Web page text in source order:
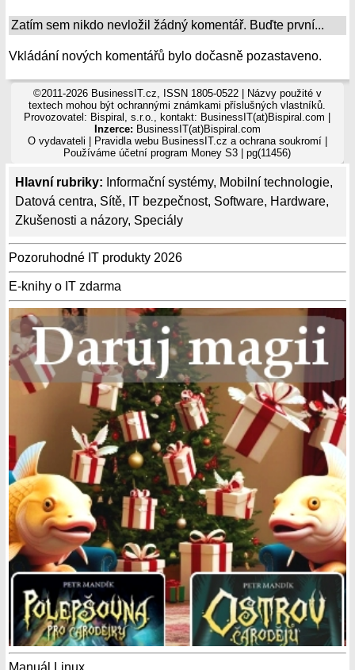
Hlavní rubriky: Informační systémy, Mobilní technologie,
Datová centra, Sítě, IT bezpečnost, Software, Hardware,
Zkušenosti a názory, Speciály
Pozoruhodné IT produkty 2026
E-knihy o IT zdarma
Manuál Linux
Zatím sem nikdo nevložil žádný komentář. Buďte první...
Vkládání nových komentářů bylo dočasně pozastaveno.
©2011-2026 BusinessIT.cz, ISSN 1805-0522 | Názvy použité v
textech mohou být ochrannými známkami příslušných vlastníků.
Provozovatel: Bispiral, s.r.o., kontakt: BusinessIT(at)Bispiral.com |
Inzerce: BusinessIT(at)Bispiral.com
O vydavateli
Pravidla webu BusinessIT.cz a ochrana soukromí|
Používámeúčetní program Money S3 | pg(11456)